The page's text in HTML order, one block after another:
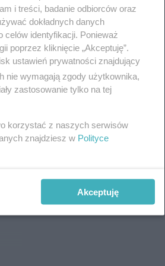
i
i treści, badanie odbiorców oraz
dokładnych danych
identyfikacji. Ponieważ
poprzez kliknięcie „Akceptuję”.
ustawień prywatności znajdujący
nie wymagają zgody użytkownika,
zastosowanie tylko na tej
korzystać z naszych serwisów
znajdziesz w Polityce
Akceptuję